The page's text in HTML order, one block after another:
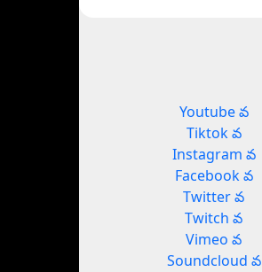
Youtube వ
Tiktok వ
Instagram వ
Facebook వ
Twitter వ
Twitch వ
Vimeo వ
Soundcloud వ